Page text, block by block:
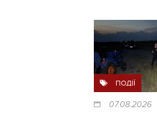
ПОДІЇ
07.08.2026